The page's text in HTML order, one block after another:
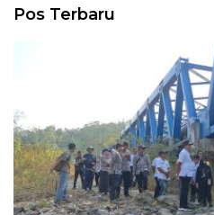
Pos Terbaru